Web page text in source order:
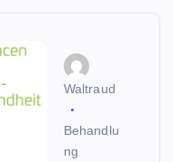
Waltraud
Behandlu
ng